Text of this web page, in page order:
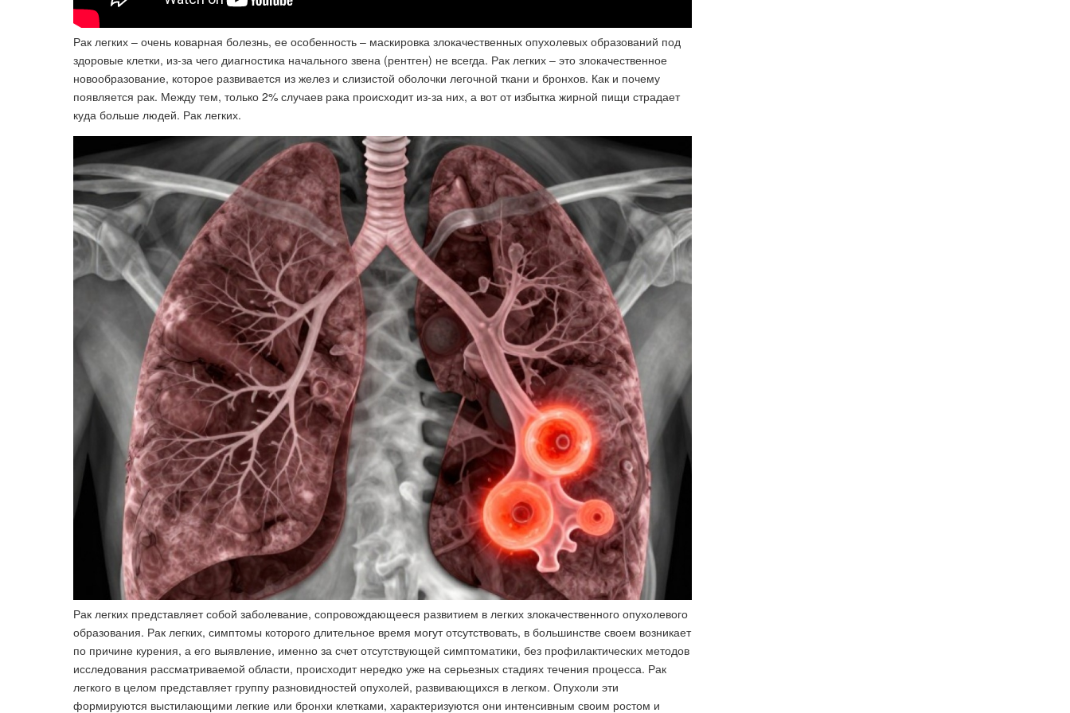
Рак легких – очень коварная болезнь, ее особенность – маскировка злокачественных опухолевых образований под
здоровые клетки, из-за чего диагностика начального звена (рентген) не всегда. Рак легких – это злокачественное
новообразование, которое развивается из желез и слизистой оболочки легочной ткани и бронхов. Как и почему
появляется рак. Между тем, только 2% случаев рака происходит из-за них, а вот от избытка жирной пищи страдает
куда больше людей. Рак легких.
Рак легких представляет собой заболевание, сопровождающееся развитием в легких злокачественного опухолевого
образования. Рак легких, симптомы которого длительное время могут отсутствовать, в большинстве своем возникает
по причине курения, а его выявление, именно за счет отсутствующей симптоматики, без профилактических методов
исследования рассматриваемой области, происходит нередко уже на серьезных стадиях течения процесса. Рак
легкого в целом представляет группу разновидностей опухолей, развивающихся в легком. Опухоли эти
формируются выстилающими легкие или бронхи клетками, характеризуются они интенсивным своим ростом и